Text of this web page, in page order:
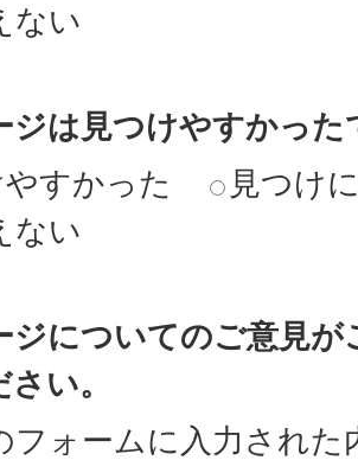
ない
ジは見つけやすかった
やすかった
見つけ
ない
ジについてのご意見
い。
フォームに入力された